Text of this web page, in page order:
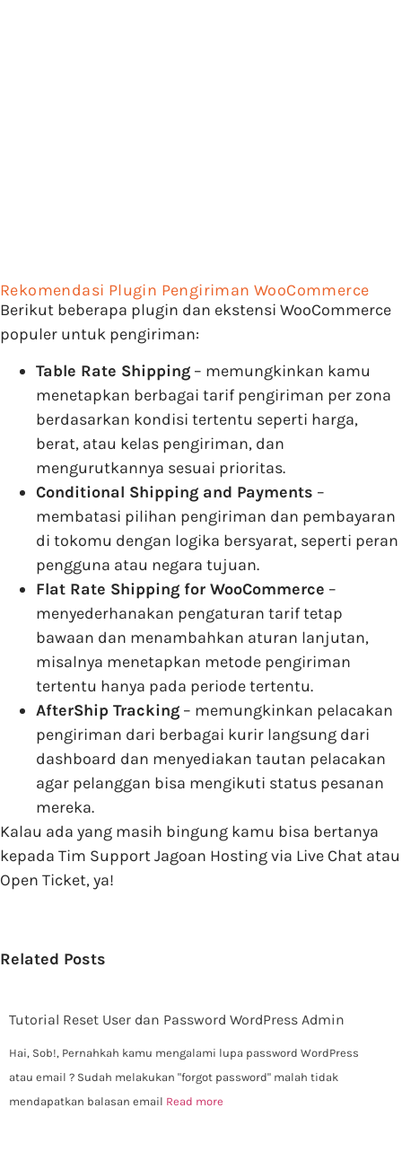
Rekomendasi Plugin Pengiriman WooCommerce
Berikut beberapa plugin dan ekstensi WooCommerce
populer untuk pengiriman:
Table Rate Shipping – memungkinkan kamu
menetapkan berbagai tarif pengiriman per zona
berdasarkan kondisi tertentu seperti harga,
berat, atau kelas pengiriman, dan
mengurutkannya sesuai prioritas.
Conditional Shipping and Payments –
membatasi pilihan pengiriman dan pembayaran
di tokomu dengan logika bersyarat, seperti peran
pengguna atau negara tujuan.
Flat Rate Shipping for WooCommerce –
menyederhanakan pengaturan tarif tetap
bawaan dan menambahkan aturan lanjutan,
misalnya menetapkan metode pengiriman
tertentu hanya pada periode tertentu.
AfterShip Tracking – memungkinkan pelacakan
pengiriman dari berbagai kurir langsung dari
dashboard dan menyediakan tautan pelacakan
agar pelanggan bisa mengikuti status pesanan
mereka.
Kalau ada yang masih bingung kamu bisa bertanya
kepada Tim Support Jagoan Hosting via Live Chat atau
Open Ticket, ya!
Related Posts
Tutorial Reset User dan Password WordPress Admin
Hai, Sob!, Pernahkah kamu mengalami lupa password WordPress
atau email ? Sudah melakukan "forgot password" malah tidak
mendapatkan balasan email Read more